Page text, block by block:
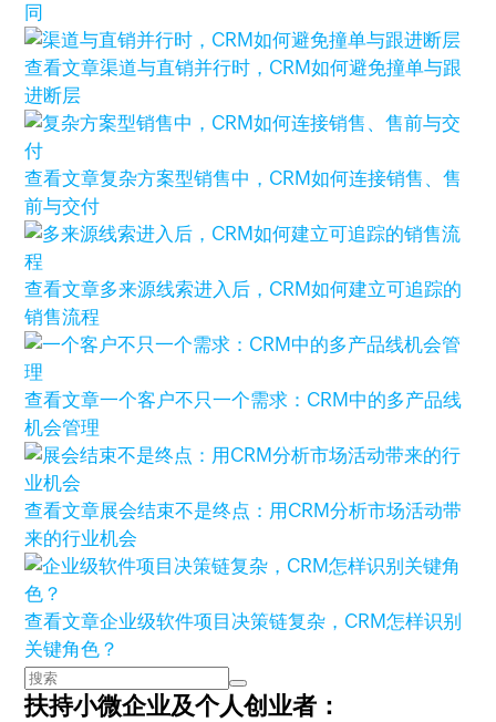
同
查看文章渠道与直销并行时，CRM如何避免撞单与跟
进断层
查看文章复杂方案型销售中，CRM如何连接销售、售
前与交付
查看文章多来源线索进入后，CRM如何建立可追踪的
销售流程
查看文章一个客户不只一个需求：CRM中的多产品线
机会管理
查看文章展会结束不是终点：用CRM分析市场活动带
来的行业机会
查看文章企业级软件项目决策链复杂，CRM怎样识别
关键角色？
扶持小微企业及个人创业者：